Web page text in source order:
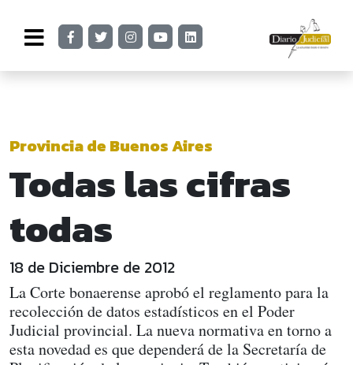
Provincia de Buenos Aires
Todas las cifras
todas
18 de Diciembre de 2012
La Corte bonaerense aprobó el reglamento para la
recolección de datos estadísticos en el Poder
Judicial provincial. La nueva normativa en torno a
esta novedad es que dependerá de la Secretaría de